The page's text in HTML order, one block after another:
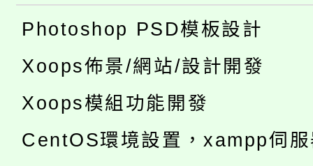
Photoshop PSD模板設計
Xoops佈景/網站/設計開發
Xoops模組功能開發
CentOS環境設置，xampp伺